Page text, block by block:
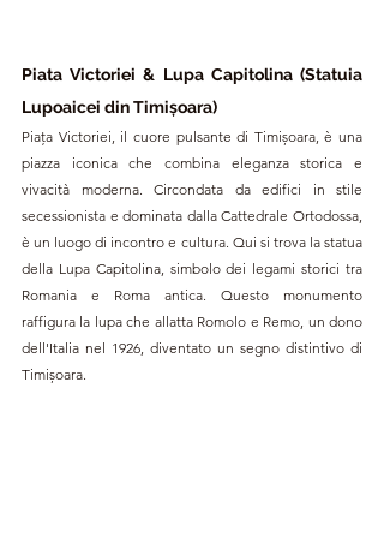
Piata Victoriei & Lupa Capitolina (Statuia
Lupoaicei din Timișoara)
Piața Victoriei, il cuore pulsante di Timișoara, è una
piazza iconica che combina eleganza storica e
vivacità moderna. Circondata da edifici in stile
secessionista e dominata dalla Cattedrale Ortodossa,
è un luogo di incontro e cultura. Qui si trova la statua
della Lupa Capitolina, simbolo dei legami storici tra
Romania e Roma antica. Questo monumento
raffigura la lupa che allatta Romolo e Remo, un dono
dell'Italia nel 1926, diventato un segno distintivo di
Timișoara.